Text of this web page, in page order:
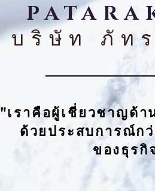
P
บริ ษัท ภัท
"เ ร า คื อ ผู้ เ ชี่ ย ว ช า ญ ด้
ด้ วย ป ร ะ ส บ ก าร ณ์ ก ว่
ข อ ง ธุ ร กิ